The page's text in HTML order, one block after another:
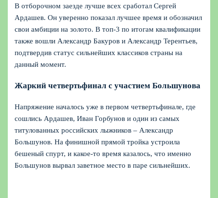
В отборочном заезде лучше всех сработал Сергей
Ардашев. Он уверенно показал лучшее время и обозначил
свои амбиции на золото. В топ‑3 по итогам квалификации
также вошли Александр Бакуров и Александр Терентьев,
подтвердив статус сильнейших классиков страны на
данный момент.
Жаркий четвертьфинал с участием Большунова
Напряжение началось уже в первом четвертьфинале, где
сошлись Ардашев, Иван Горбунов и один из самых
титулованных российских лыжников – Александр
Большунов. На финишной прямой тройка устроила
бешеный спурт, и какое‑то время казалось, что именно
Большунов вырвал заветное место в паре сильнейших.